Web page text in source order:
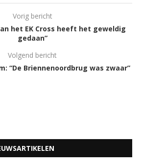
Vorig bericht
het EK Cross heeft het geweldig
gedaan”
Volgend bericht
“De Briennenoordbrug was zwaar”